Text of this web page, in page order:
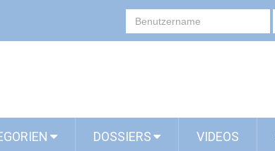
DOSSIERS VIDEOS